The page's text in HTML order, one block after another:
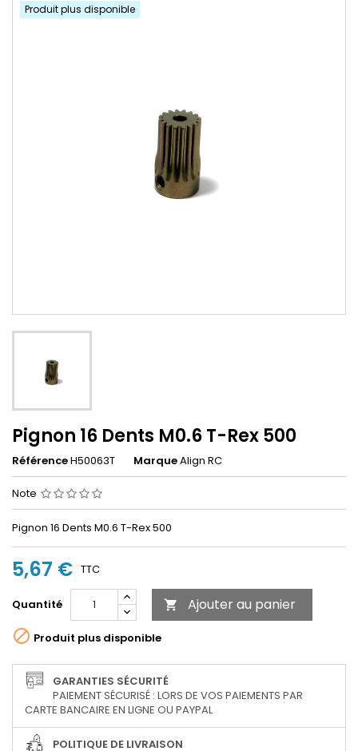
Produit plus disponible
Pignon 16 Dents M0.6 T-Rex 500
RéférenceH50063T MarqueAlign RC
Note
Pignon 16 Dents M0.6 T-Rex 500
5,67 € TTC
Quantité  Ajouter au panier
 Produit plus disponible
GARANTIES SÉCURITÉ
PAIEMENT SÉCURISÉ : LORS DE VOS PAIEMENTS PAR
CARTE BANCAIRE EN LIGNE OU PAYPAL
POLITIQUE DE LIVRAISON